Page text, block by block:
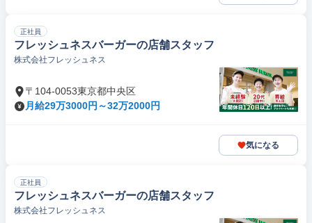
正社員
フレッシュネスバーガーの店舗スタッフ
株式会社フレッシュネス
〒104-0053東京都中央区
月給29万3000円～32万2000円
気になる
正社員
フレッシュネスバーガーの店舗スタッフ
株式会社フレッシュネス